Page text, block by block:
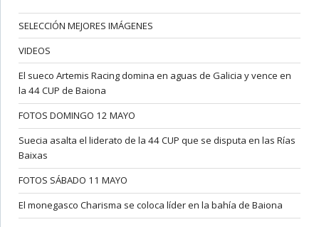
SELECCIÓN MEJORES IMÁGENES
VIDEOS
El sueco Artemis Racing domina en aguas de Galicia y vence en
la 44 CUP de Baiona
FOTOS DOMINGO 12 MAYO
Suecia asalta el liderato de la 44 CUP que se disputa en las Rías
Baixas
FOTOS SÁBADO 11 MAYO
El monegasco Charisma se coloca líder en la bahía de Baiona